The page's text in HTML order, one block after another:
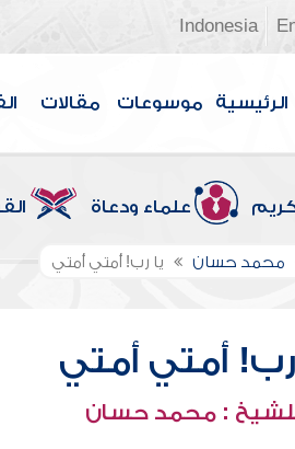
Indonesia
الرئيسية موسوعات مقالات
علماء ودعاة
محمد حسان يا رب! أمتي أمتي
رب! أمتي أمتي
: محمد حسان